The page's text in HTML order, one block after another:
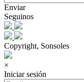
Enviar
Seguinos
Copyright, Sonsoles
×
Iniciar sesión